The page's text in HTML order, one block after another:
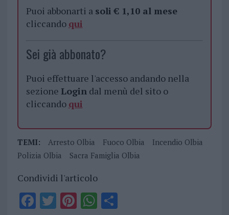
Puoi abbonarti a soli € 1,10 al mese
cliccando qui
Sei già abbonato?
Puoi effettuare l'accesso andando nella
sezione Login dal menù del sito o
cliccando qui
TEMI: Arresto Olbia Fuoco Olbia
Incendio Olbia
Polizia Olbia
Sacra Famiglia Olbia
Condividi l'articolo
F T PiWS